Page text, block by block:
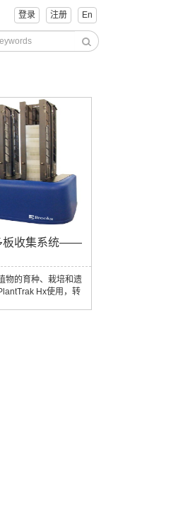
登录 注册 En
板收集系统——
物的育种、栽培和遗
Hx使用，转